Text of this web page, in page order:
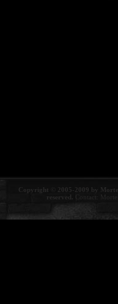
Copyright © 2005-2009 by
reserved. Contact: